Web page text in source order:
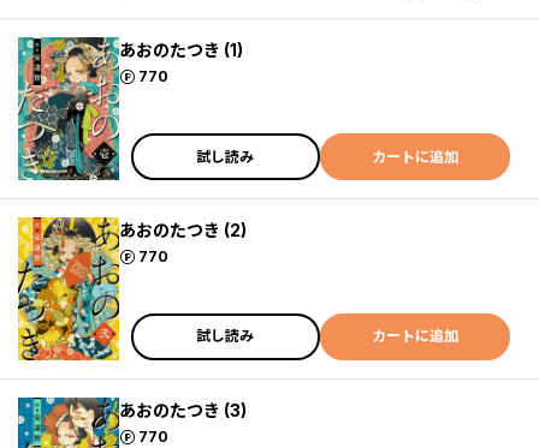
あおのたつき (1)
770
ポイント
試し読み カートに追加
あおのたつき (2)
770
ポイント
試し読み カートに追加
あおのたつき (3)
770
ポイント